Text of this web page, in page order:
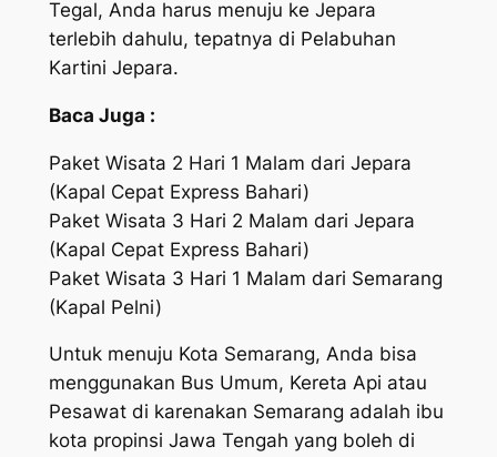
Tegal, Anda harus menuju ke Jepara
terlebih dahulu, tepatnya di Pelabuhan
Kartini Jepara.
Baca Juga :
Paket Wisata 2 Hari 1 Malam dari Jepara
(Kapal Cepat Express Bahari)
Paket Wisata 3 Hari 2 Malam dari Jepara
(Kapal Cepat Express Bahari)
Paket Wisata 3 Hari 1 Malam dari Semarang
(Kapal Pelni)
Untuk menuju Kota Semarang, Anda bisa
menggunakan Bus Umum, Kereta Api atau
Pesawat di karenakan Semarang adalah ibu
kota propinsi Jawa Tengah yang boleh di